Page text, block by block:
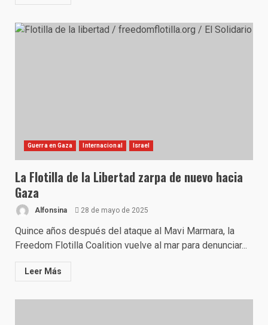
Guerra en Gaza Internacional Israel
La Flotilla de la Libertad zarpa de nuevo hacia
Gaza
Alfonsina 28 de mayo de 2025
Quince años después del ataque al Mavi Marmara, la
Freedom Flotilla Coalition vuelve al mar para denunciar...
Leer Más